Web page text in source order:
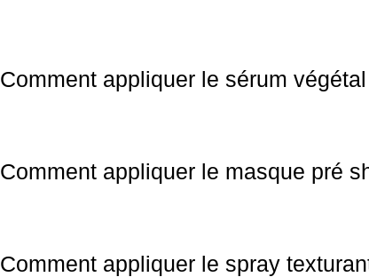
Comment appliquer le sérum
Comment appliquer le masque pré
Comment appliquer le spray